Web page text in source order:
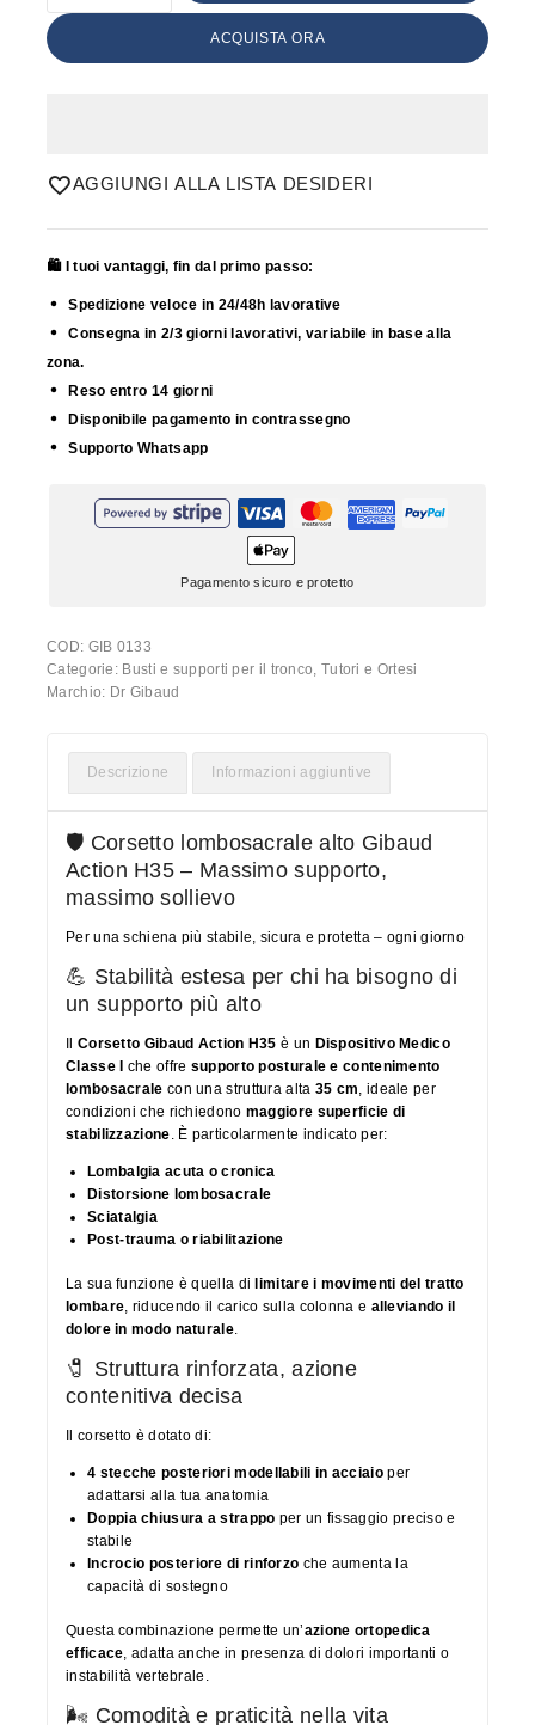
ACQUISTA ORA
AGGIUNGI ALLA LISTA DESIDERI
🛍️ I tuoi vantaggi, fin dal primo passo:
Spedizione veloce in 24/48h lavorative
Consegna in 2/3 giorni lavorativi, variabile in base alla
zona.
Reso entro 14 giorni
Disponibile pagamento in contrassegno
Supporto Whatsapp
Pagamento sicuro e protetto
COD: GIB 0133
Categorie: Busti e supporti per il tronco Tutori e Ortesi
Marchio: Dr Gibaud
Descrizione Informazioni aggiuntive
🛡️ Corsetto lombosacrale alto Gibaud
Action H35 – Massimo supporto,
massimo sollievo
Per una schiena più stabile, sicura e protetta – ogni giorno
💪 Stabilità estesa per chi ha bisogno di
un supporto più alto
Il Corsetto Gibaud Action H35 è un Dispositivo Medico
Classe I che offre supporto posturale e contenimento
lombosacrale con una struttura alta 35 cm , ideale per
condizioni che richiedono maggiore superficie di
stabilizzazione . È particolarmente indicato per:
Lombalgia acuta o cronica
Distorsione lombosacrale
Sciatalgia
Post-trauma o riabilitazione
La sua funzione è quella dilimitare i movimenti del tratto
lombare , riducendo il carico sulla colonna e alleviando il
dolore in modo naturale.
🧷 Struttura rinforzata, azione
contenitiva decisa
Il corsetto è dotato di:
4 stecche posteriori modellabili in acciaioper
adattarsi alla tua anatomia
Doppia chiusura a strappo per un fissaggio preciso e
stabile
Incrocio posteriore di rinforzo che aumenta la
capacità di sostegno
Questa combinazione permette un’azione ortopedica
efficace , adatta anche in presenza di dolori importanti o
instabilità vertebrale.
🌬 Comodità e praticità nella vita